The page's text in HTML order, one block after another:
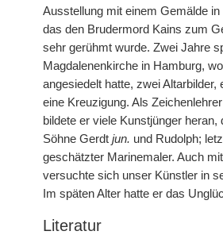
Ausstellung mit einem Gemälde
das den Brudermord Kains zum
sehr gerühmt wurde. Zwei Jahre
Magdalenenkirche in Hamburg,
angesiedelt hatte, zwei Altarbilder,
eine Kreuzigung. Als
bildete er viele Kunstjünger heran,
Söhne Gerdt jun. und Rudolph;
geschätzter Marinemaler. Auch
versuchte sich unser Künstler in
Im späten Alter hatte er das
Literatur